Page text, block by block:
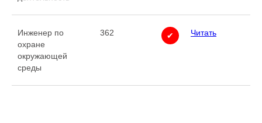
Инженер по
охране
окружающей
среды
362 ✔ Читать